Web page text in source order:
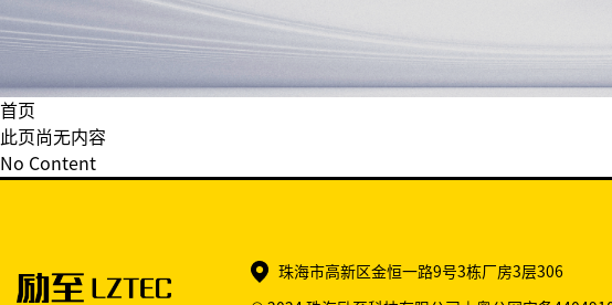
首页
此页尚无内容
No Content
珠海市高新区金恒一路9号3栋厂房3层306